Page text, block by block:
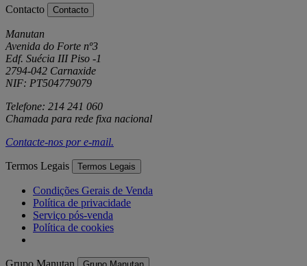
Contacto Contacto
Manutan
Avenida do Forte nº3
Edf. Suécia III Piso -1
2794-042 Carnaxide
NIF: PT504779079
Telefone: 214 241 060
Chamada para rede fixa nacional
Contacte-nos pore-mail.
Termos Legais Termos Legais
Condições Gerais de Venda
Política de privacidade
Serviço pós-venda
Política de cookies
Grupo Manutan